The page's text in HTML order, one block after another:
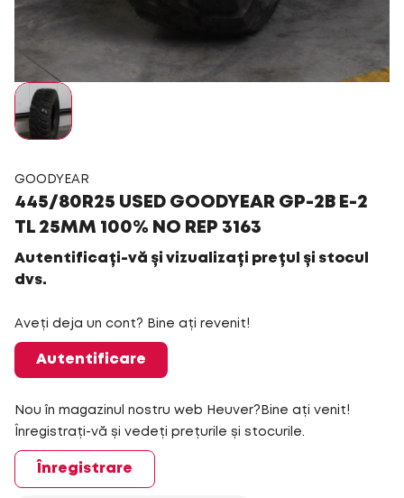
GOODYEAR
445/80R25 USED GOODYEAR GP-2B E-2
TL 25MM 100% NO REP 3163
Autentificați-vă și vizualizați prețul și stocul
dvs.
Aveți deja un cont? Bine ați revenit!
Autentificare
Nou în magazinul nostru web Heuver?Bine ați venit!
Înregistrați-vă și vedeți prețurile și stocurile.
Înregistrare